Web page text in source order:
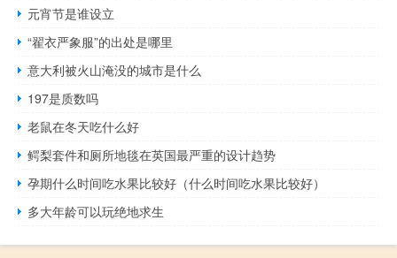
元宵节是谁设立
“翟衣严象服”的出处是哪里
意大利被火山淹没的城市是什么
197是质数吗
老鼠在冬天吃什么好
鳄梨套件和厕所地毯在英国最严重的设计趋势
孕期什么时间吃水果比较好（什么时间吃水果比较好）
多大年龄可以玩绝地求生